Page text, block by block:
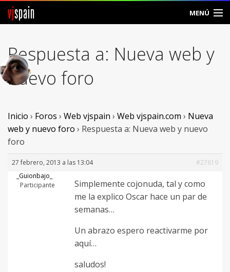
vjspain MENÚ
Foros
Noticias
Vjspain
Ayuda
Contacto
Entrar
Respuesta a: Nueva web y
nuevo foro
Inicio › Foros › Web vjspain › Web vjspain.com › Nueva
web y nuevo foro › Respuesta a: Nueva web y nuevo
foro
27 febrero, 2013 a las 13:04
#27619
_Guionbajo_
Participante
Simplemente cojonuda, tal y como
me la explico Oscar hace un par de
semanas…
Un abrazo espero reactivarme por
aquí…
saludos!